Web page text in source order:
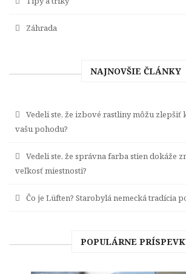
Záhrada
NAJNOVŠIE ČLÁNKY
Vedeli ste, že izbové rastliny môžu zlepšiť
vašu pohodu?
Vedeli ste, že správna farba stien dokáže
veľkosť miestnosti?
Čo je Lüften? Starobylá nemecká tradícia
POPULÁRNE